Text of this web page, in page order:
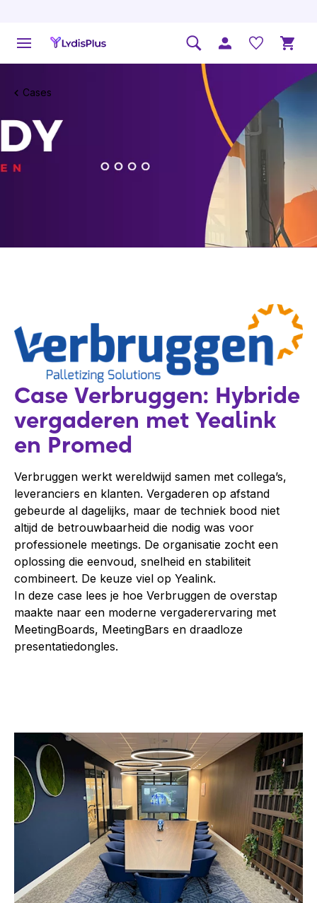
Cases
Case Verbruggen: Hybride
vergaderen met Yealink
en Promed
Verbruggen werkt wereldwijd samen met collega’s,
leveranciers en klanten. Vergaderen op afstand
gebeurde al dagelijks, maar de techniek bood niet
altijd de betrouwbaarheid die nodig was voor
professionele meetings. De organisatie zocht een
oplossing die eenvoud, snelheid en stabiliteit
combineert. De keuze viel op Yealink.
In deze case lees je hoe Verbruggen de overstap
maakte naar een moderne vergaderervaring met
MeetingBoards, MeetingBars en draadloze
presentatiedongles.